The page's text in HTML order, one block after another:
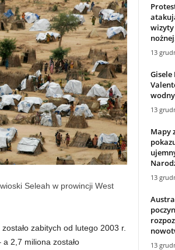
Seleah w prowincji West
zabitych od lutego 2003 r.
2,7 miliona zostało
wizyty
13
Gisele
13
Mapy
13
13